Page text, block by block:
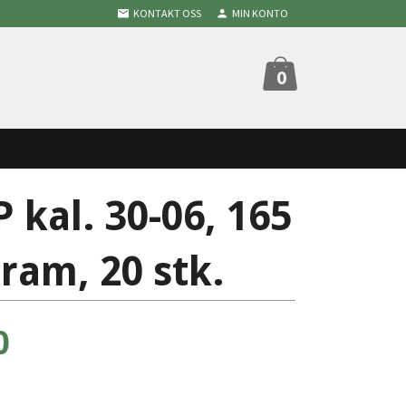
KONTAKT OSS MIN KONTO
0
kal. 30-06, 165
20 stk.